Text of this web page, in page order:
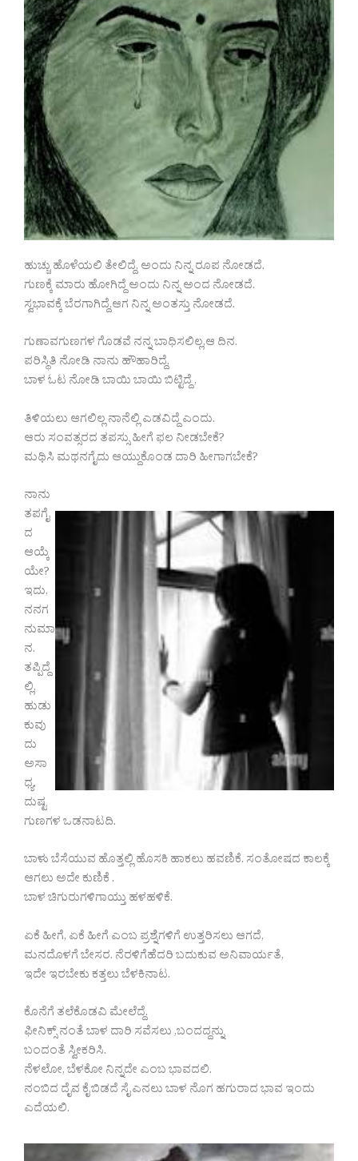
ಹುಚ್ಚು ಹೊಳೆಯಲಿ ತೇಲಿದ್ದೆ, ಅಂದು ನಿನ್ನ ರೂಪ ನೋಡದೆ.
ಗುಣಕ್ಕೆ ಮಾರು ಹೋಗಿದ್ದೆ ಅಂದು ನಿನ್ನ ಅಂದ ನೋಡದೆ.
ಸ್ವಭಾವಕ್ಕೆ ಬೆರಗಾಗಿದ್ದೆ,ಆಗ ನಿನ್ನ ಅಂತಸ್ತು ನೋಡದೆ.
ಗುಣಾವಗುಣಗಳ ಗೊಡವೆ ನನ್ನ ಬಾಧಿಸಲಿಲ್ಲ,ಆ ದಿನ.
ಪರಿಸ್ಥಿತಿ ನೋಡಿ ನಾನು ಹೌಹಾರಿದ್ದೆ,
ಬಾಳ ಓಟ ನೋಡಿ ಬಾಯಿ ಬಾಯಿ ಬಿಟ್ಟಿದ್ದೆ ,
ತಿಳಿಯಲು ಆಗಲಿಲ್ಲ ನಾನೆಲ್ಲಿ ಎಡವಿದ್ದೆ ಎಂದು.
ಆರು ಸಂವತ್ಸರದ ತಪಸ್ಸು ಹೀಗೆ ಫಲ ನೀಡಬೇಕೆ?
ಮಥಿಸಿ ಮಥನಗೈದು ಆಯ್ದುಕೊಂಡ ದಾರಿ ಹೀಗಾಗಬೇಕೆ?
ನಾನು
ತಪಗೈ
ದ
ಆಯ್ಕೆ
ಯೇ?
ಇದು,
ನನಗ
ನುಮಾ
ನ.
ತಪ್ಪಿದ್ದೆ
ಲ್ಲಿ,
ಹುಡು
ಕುವು
ದು
ಅಸಾ
ಧ್ಯ.
ದುಷ್ಟ
ಗುಣಗಳ ಒಡನಾಟದಿ.
ಬಾಳು ಬೆಸೆಯುವ ಹೊತ್ತಲ್ಲಿ ಹೊಸಕಿ ಹಾಕಲು ಹವಣಿಕೆ. ಸಂತೋಷದ ಕಾಲಕ್ಕೆ
ಆಗಲು ಅದೇ ಕುಣಿಕೆ ‌.
ಬಾಳ ಚಿಗುರುಗಳಿಗಾಯ್ತು ಹಳಹಳಿಕೆ.
ಏಕೆ ಹೀಗೆ, ಏಕೆ ಹೀಗೆ ಎಂಬ ಪ್ರಶ್ನೆಗಳಿಗೆ ಉತ್ತರಿಸಲು ಆಗದೆ,
ಮನದೊಳಗೆ ಬೇಸರ. ನೆರಳಿಗೆಹೆದರಿ ಬದುಕುವ ಅನಿವಾರ್ಯತೆ,
ಇದೇ ಇರಬೇಕು ಕತ್ತಲು ಬೆಳಕಿನಾಟ.
ಕೊನೆಗೆ ತಲೆಕೊಡವಿ ಮೇಲೆದ್ದೆ.
ಫೀನಿಕ್ಸ್ ನಂತೆ ಬಾಳ ದಾರಿ ಸವೆಸಲು ,ಬಂದದ್ದನ್ನು
ಬಂದಂತೆ ಸ್ವೀಕರಿಸಿ.
ನೆಳಲೋ, ಬೆಳಕೋ ನಿನ್ನದೇ ಎಂಬ ಭಾವದಲಿ.
ನಂಬಿದ ದೈವ ಕೈ ಬಿಡದೆ ಸೈ ಎನಲು ಬಾಳ ನೊಗ ಹಗುರಾದ ಭಾವ ಇಂದು
ಎದೆಯಲಿ.